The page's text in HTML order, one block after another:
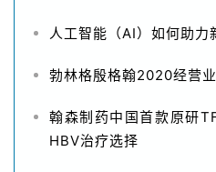
人工智能（AI）如何助力
勃林格殷格翰2020经营
翰森制药中国首款原研
HBV治疗选择